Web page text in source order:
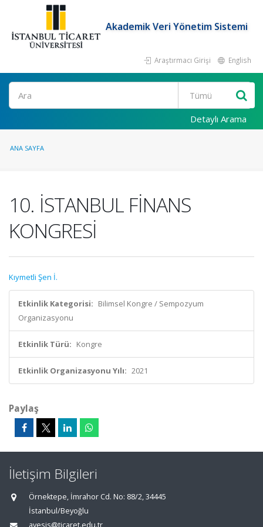
Akademik Veri Yönetim Sistemi
Araştırmacı Girişi English
Ara
Detaylı Arama
ANA SAYFA
10. İSTANBUL FİNANS
KONGRESİ
Kıymetli Şen İ.
Etkinlik Kategorisi: Bilimsel Kongre / Sempozyum
Organizasyonu
Etkinlik Türü: Kongre
Etkinlik Organizasyonu Yılı: 2021
Paylaş
İletişim Bilgileri
Örnektepe, İmrahor Cd. No: 88/2, 34445
İstanbul/Beyoğlu
avesis@ticaret.edu.tr